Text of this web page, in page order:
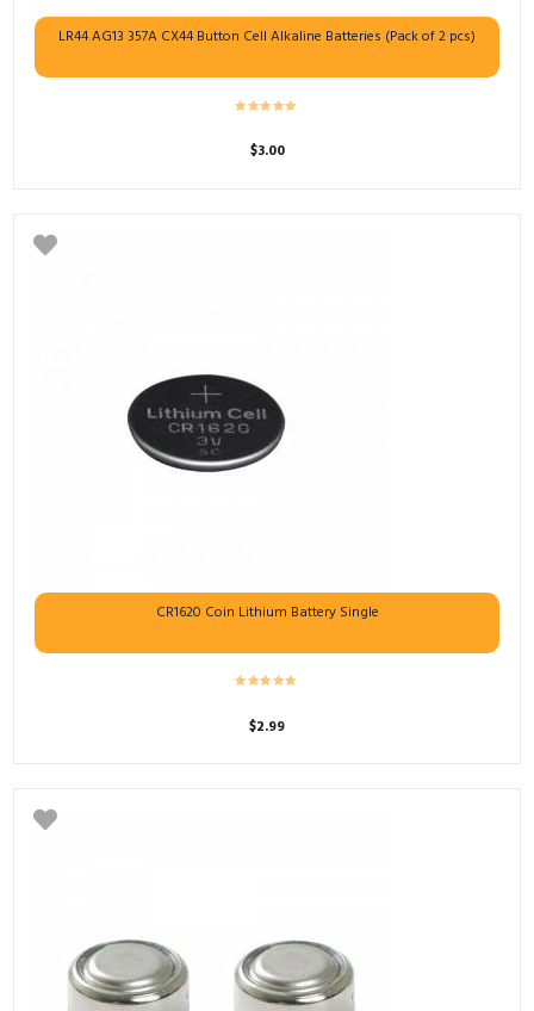
LR44 AG13 357A CX44 Button Cell Alkaline Batteries (Pack of 2 pcs)
$3.00
CR1620 Coin Lithium Battery Single
$2.99